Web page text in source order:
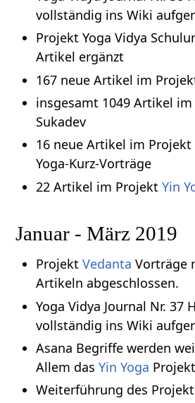
vollständig ins Wiki
Projekt Yoga Vidya
Artikel ergänzt
167 neue Artikel im
insgesamt 1049 Artikel
Sukadev
16 neue Artikel im
Yoga-Kurz-Vorträge
22 Artikel im Projekt Yin
Januar - März 2019
Projekt Vedanta Vorträge
Artikeln abgeschlossen.
Yoga Vidya Journal Nr. 37
vollständig ins Wiki
Asana Begriffe werden
Allem das Yin Yoga
Weiterführung des